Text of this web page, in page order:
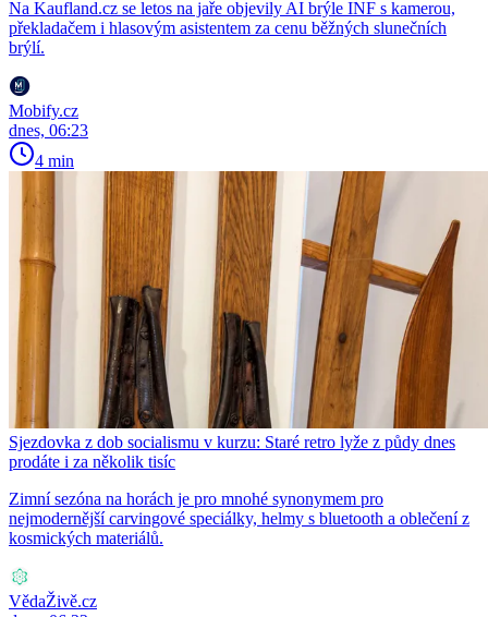
Na Kaufland.cz se letos na jaře objevily AI brýle INF s kamerou,
překladačem i hlasovým asistentem za cenu běžných slunečních
brýlí.
Mobify.cz
dnes, 06:23
4 min
Sjezdovka z dob socialismu v kurzu: Staré retro lyže z půdy dnes
prodáte i za několik tisíc
Zimní sezóna na horách je pro mnohé synonymem pro
nejmodernější carvingové speciálky, helmy s bluetooth a oblečení z
kosmických materiálů.
VědaŽivě.cz